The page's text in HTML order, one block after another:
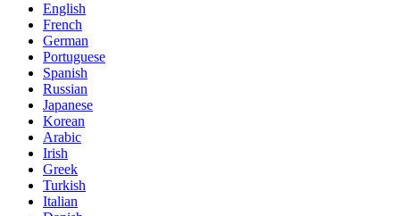
English
French
German
Portuguese
Spanish
Russian
Japanese
Korean
Arabic
Irish
Greek
Turkish
Italian